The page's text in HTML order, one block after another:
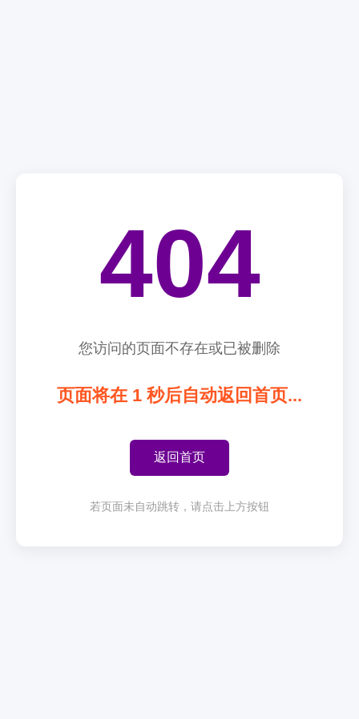
404
您访问的页面不存在或已被删除
页面将在 1 秒后自动返回首页...
返回首页
若页面未自动跳转，请点击上方按钮